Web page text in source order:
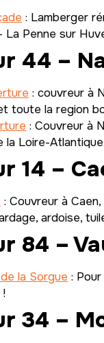
: Lamberger
La Penne sur
44 –
: couvreur à
toute la region
: Couvreur à
la Loire-Atlantique.
14 –
: Couvreur à
ardoise,
84 –
la Sorgue :
34 –